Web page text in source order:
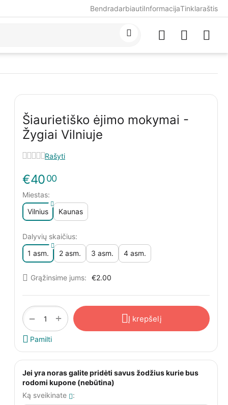
BendradarbiautiInformacijaTinklaraštis
Šiaurietiško ėjimo mokymai -
Žygiai Vilniuje
Rašyti
€4000
Miestas:
Vilnius
Kaunas
Dalyvių skaičius:
1 asm.
2 asm. 3 asm. 4 asm.
Grąžinsime jums: €2.00
+
− Į krepšelį
Pamilti
Jei yra noras galite pridėti savus žodžius kurie bus
rodomi kupone (nebūtina)
Ką sveikinate
: